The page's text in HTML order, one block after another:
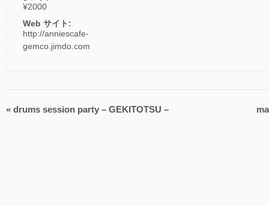
¥2000
Web サイト:
http://anniescafe-
gemco.jimdo.com
イ
« drums session party – GEKITOTSU –